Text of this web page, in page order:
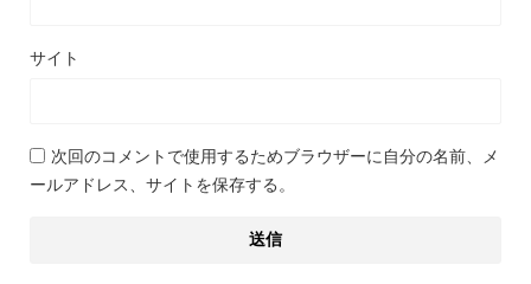
サイト
次回のコメントで使用するためブラウザーに自分の名前、メ
ールアドレス、サイトを保存する。